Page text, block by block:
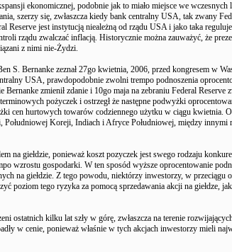
ekonomicznej, podobnie jak to miało miejsce we wczesnych
szerzy się, zwłaszcza kiedy bank centralny USA, tak zwany
Reserve jest instytucją nieależną od rządu USA i jako taka
rządu zwalczać inflacją. Historycznie można zauważyć, że
z nimi nie-Żydzi.
S. Bernanke zeznał 27go kwietnia, 2006, przed kongresem w
USA, prawdopodobnie zwolni trempo podnoszenia
zmienił zdanie i 10go maja na zebraniu Federal Reserve
pożyczek i ostrzegł że następne podwyżki
cen hurtowych towarów codziennego użytku w ciągu kwietnia.
Południowej Koreji, Indiach i Afryce Południowej, między innymi
na giełdzie, ponieważ koszt pozyczek jest swego rodzaju
wzrostu gospodarki. W ten sposód wyższe oprocentowanie
na giełdzie. Z tego powodu, niektórzy inwestorzy, w przeciągu
poziom tego ryzyka za pomocą sprzedawania akcji na giełdze,
ostatnich kilku lat szły w górę, zwłaszcza na terenie
w cenie, ponieważ właśnie w tych akcjach inwestorzy mieli